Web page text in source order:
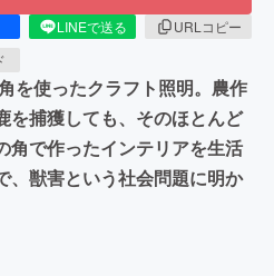
LINEで送る
URLコピー
を使ったクラフト照明。農作
を捕獲しても、そのほとんど
角で作ったインテリアを生活
、獣害という社会問題に明か